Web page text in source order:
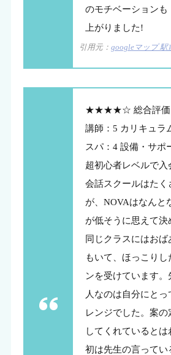
のモチベーションも
上がりました!
引用元：googleマップ 駅
★★★★☆ 総合評価
講師：5 カリキュラ
スパ：4 設備・サポ
超初心者レベルで
会話スクールはたく
が、NOVAはなんと
が低そうに思えて決
同じクラスにはお
もいて、ほっこりし
ンを受けています。
人なのは自分にとっ
レンジでした。案
してくれていると
初は先生の言ってい